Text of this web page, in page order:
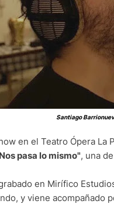
Santiago
en el Teatro Ópera La
pasa lo mismo", una
en Mirífico
y viene acompañado